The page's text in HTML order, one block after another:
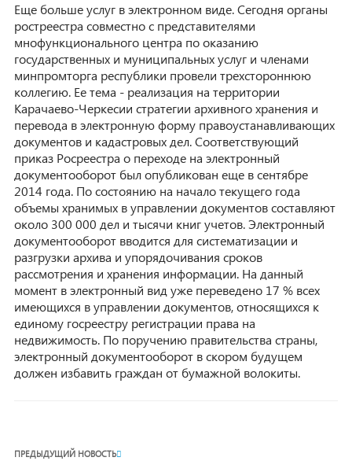
Еще больше услуг в электронном виде. Сегодня органы
ростреестра совместно с представителями
мнофункционального центра по оказанию
государственных и муниципальных услуг и членами
минпромторга республики провели трехстороннюю
коллегию. Ее тема - реализация на территории
Карачаево-Черкесии стратегии архивного хранения и
перевода в электронную форму правоустанавливающих
документов и кадастровых дел. Соответствующий
приказ Росреестра о переходе на электронный
документооборот был опубликован еще в сентябре
2014 года. По состоянию на начало текущего года
объемы хранимых в управлении документов составляют
около 300 000 дел и тысячи книг учетов. Электронный
документооборот вводится для систематизации и
разгрузки архива и упорядочивания сроков
рассмотрения и хранения информации. На данный
момент в электронный вид уже переведено 17 % всех
имеющихся в управлении документов, относящихся к
единому госреестру регистрации права на
недвижимость. По поручению правительства страны,
электронный документооборот в скором будущем
должен избавить граждан от бумажной волокиты.
ПРЕДЫДУЩИЙ НОВОСТЬ